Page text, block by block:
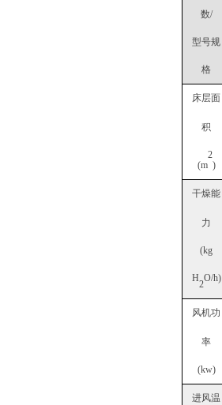
数/
型号规
格
床层面
积
(m
2
)
干燥能
力
(kg
H
2
O/h)
风机功
率
(kw)
进风温